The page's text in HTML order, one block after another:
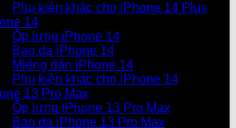
Phụ kiện khác cho iPhone 14 Plus
14
Ốp lưng iPhone 14
Bao da iPhone 14
Miếng dán iPhone 14
Phụ kiện khác cho iPhone 14
13 Pro Max
Ốp lưng iPhone 13 Pro Max
Bao da iPhone 13 Pro Max